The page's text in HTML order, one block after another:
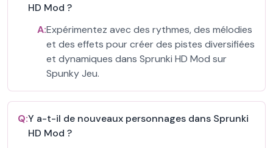
HD Mod ?
A:Expérimentez avec des rythmes, des mélodies
et des effets pour créer des pistes diversifiées
et dynamiques dans Sprunki HD Mod sur
Spunky Jeu.
Q:Y a-t-il de nouveaux personnages dans Sprunki
HD Mod ?